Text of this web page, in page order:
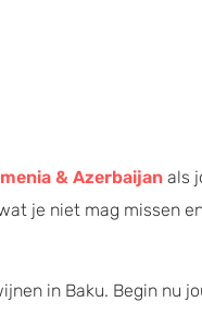
& Azerbaijan als
je niet mag missen
in Baku. Begin nu